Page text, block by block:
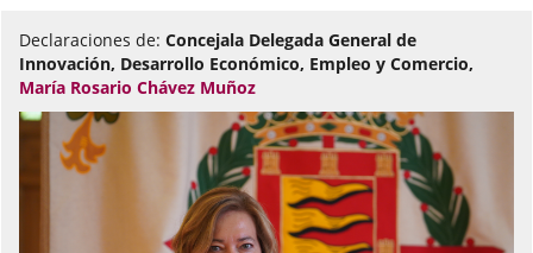
Declaraciones de: Concejala Delegada General de
Innovación, Desarrollo Económico, Empleo y Comercio,
María Rosario Chávez Muñoz